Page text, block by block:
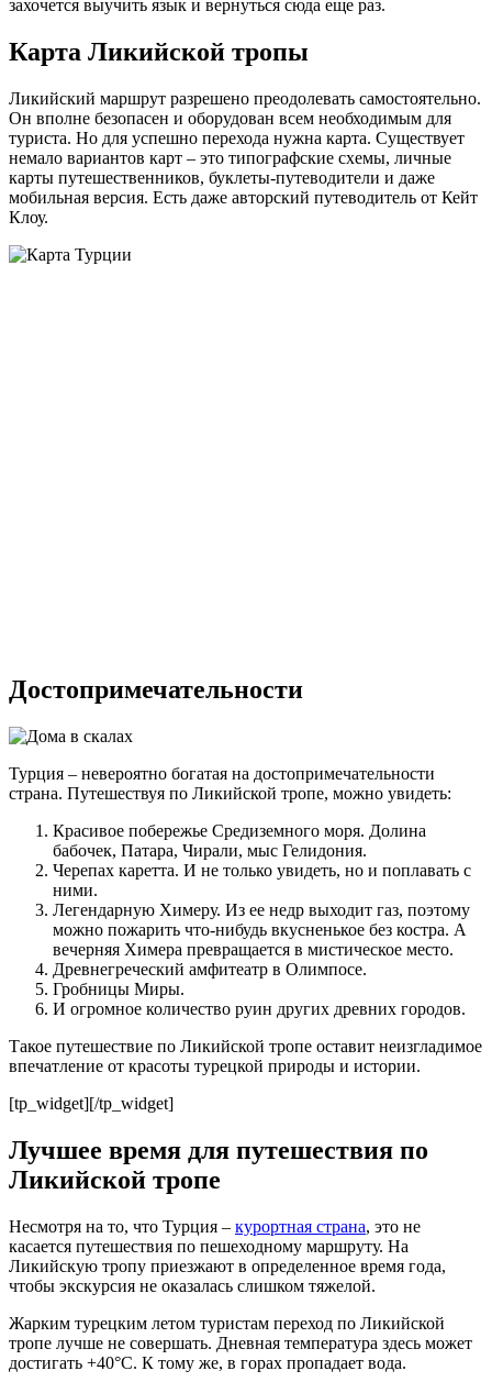
захочется выучить язык и вернуться сюда еще раз.
Карта Ликийской тропы
Ликийский маршрут разрешено преодолевать самостоятельно.
Он вполне безопасен и оборудован всем необходимым для
туриста. Но для успешно перехода нужна карта. Существует
немало вариантов карт – это типографские схемы, личные
карты путешественников, буклеты-путеводители и даже
мобильная версия. Есть даже авторский путеводитель от Кейт
Клоу.
Достопримечательности
Турция – невероятно богатая на достопримечательности
страна. Путешествуя по Ликийской тропе, можно увидеть:
Красивое побережье Средиземного моря. Долина
бабочек, Патара, Чирали, мыс Гелидония.
Черепах каретта. И не только увидеть, но и поплавать с
ними.
Легендарную Химеру. Из ее недр выходит газ, поэтому
можно пожарить что-нибудь вкусненькое без костра. А
вечерняя Химера превращается в мистическое место.
Древнегреческий амфитеатр в Олимпосе.
Гробницы Миры.
И огромное количество руин других древних городов.
Такое путешествие по Ликийской тропе оставит неизгладимое
впечатление от красоты турецкой природы и истории.
[tp_widget][/tp_widget]
Лучшее время для путешествия по
Ликийской тропе
Несмотря на то, что Турция – курортная страна, это не
касается путешествия по пешеходному маршруту. На
Ликийскую тропу приезжают в определенное время года,
чтобы экскурсия не оказалась слишком тяжелой.
Жарким турецким летом туристам переход по Ликийской
тропе лучше не совершать. Дневная температура здесь может
достигать +40°С. К тому же, в горах пропадает вода.